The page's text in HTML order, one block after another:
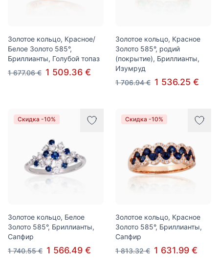
Золотое кольцо, Красное/
Белое Золото 585°,
Бриллианты, Голубой топаз
1 677.06 € 1 509.36 €
Золотое кольцо, Красное
Золото 585°, родий
(покрытие), Бриллианты,
Изумруд
1 706.94 € 1 536.25 €
Скидка -10%
Золотое кольцо, Белое
Золото 585°, Бриллианты,
Сапфир
1 740.55 € 1 566.49 €
Скидка -10%
Золотое кольцо, Красное
Золото 585°, Бриллианты,
Сапфир
1 813.32 € 1 631.99 €